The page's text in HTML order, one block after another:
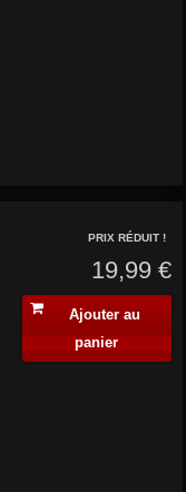
PRIX RÉDUIT !
19,99 €
Ajouter au
panier